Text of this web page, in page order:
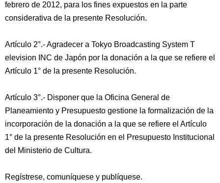
febrero de 2012, para los fines expuestos en la parte
considerativa de la presente Resolución.
Artículo 2°.- Agradecer a Tokyo Broadcasting System T
elevision INC de Japón por la donación a la que se refiere el
Artículo 1° de la presente Resolución.
Artículo 3°.- Disponer que la Oficina General de
Planeamiento y Presupuesto gestione la formalización de la
incorporación de la donación a la que se refiere el Artículo
1° de la presente Resolución en el Presupuesto Institucional
del Ministerio de Cultura.
Regístrese, comuníquese y publíquese.